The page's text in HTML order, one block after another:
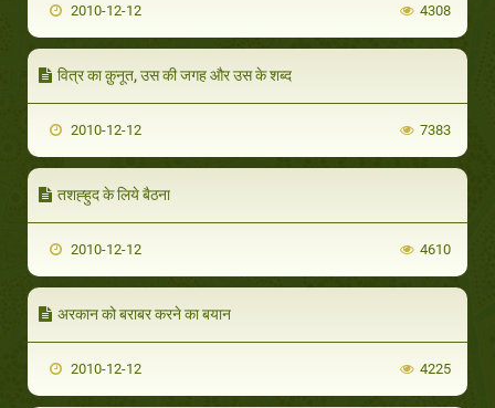
2010-12-12 4308
वित्र का क़ुनूत, उस की जगह और उस के शब्द
2010-12-12 7383
तशह्हुद के लिये बैठना
2010-12-12 4610
अरकान को बराबर करने का बयान
2010-12-12 4225